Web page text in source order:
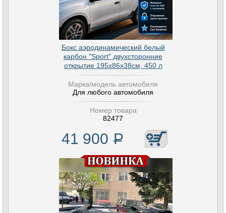
Бокс аэродинамический белый
карбон "Sport" двухсторонние
открытие 195х86х38см, 450 л
Марка/модель автомобиля
Для любого автомобиля
Номер товара
82477
41 900 Р